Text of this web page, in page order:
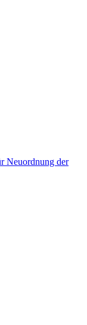
Neuordnung der